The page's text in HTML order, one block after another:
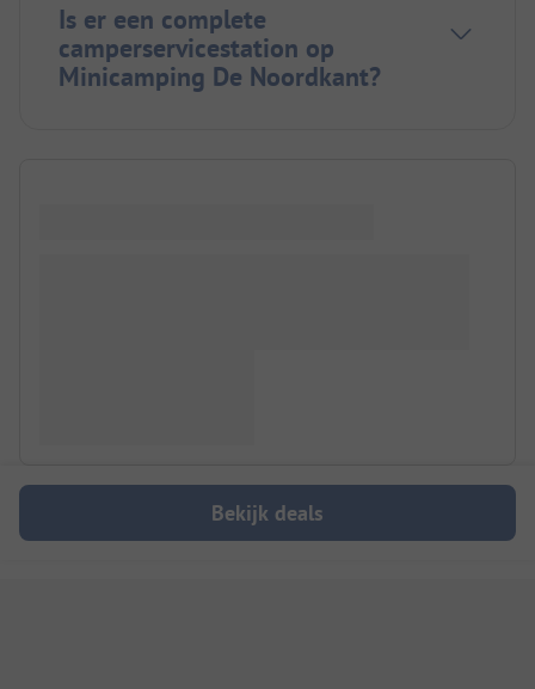
Is er een complete
camperservicestation op
Minicamping De Noordkant?
Bekijk deals